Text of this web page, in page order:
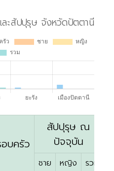
บครัว
สัปปุรุษ ณ
ปัจจุบัน
ชาย หญิง
รวม